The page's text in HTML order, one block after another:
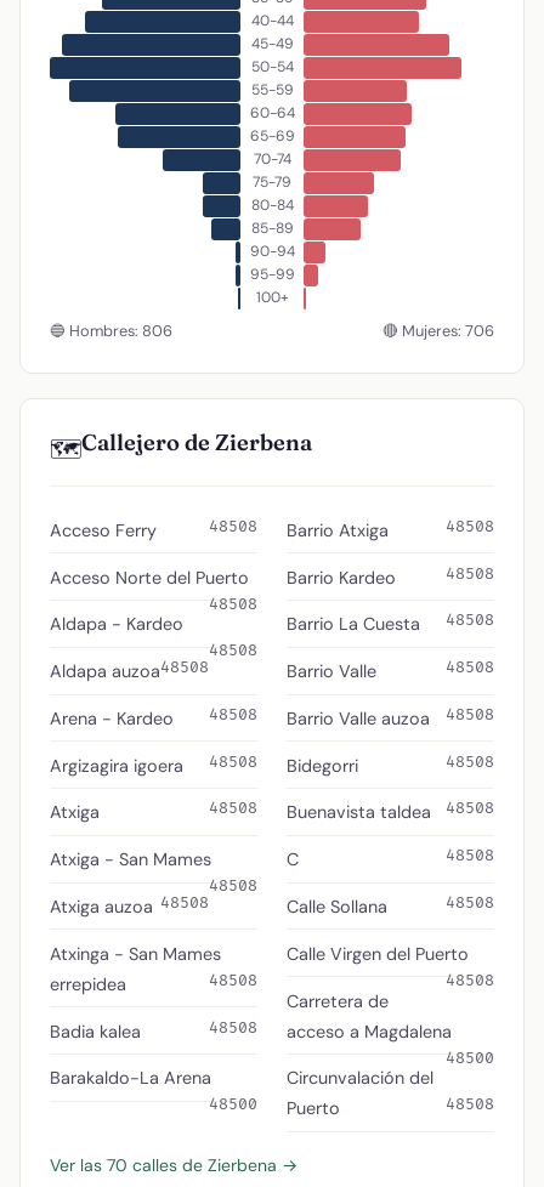
40-44
45-49
50-54
55-59
60-64
65-69
70-74
75-79
80-84
85-89
90-94
95-99
100+
🔵 Hombres: 806 🔴 Mujeres: 706
🗺️Callejero de Zierbena
Acceso Ferry 48508
Acceso Norte del Puerto
48508
Aldapa - Kardeo
48508
Aldapa auzoa48508
Arena - Kardeo 48508
Argizagira igoera 48508
Atxiga 48508
Atxiga - San Mames
48508
Atxiga auzoa 48508
Atxinga - San Mames
errepidea
48508
Badia kalea 48508
Barakaldo-La Arena
48500
Barrio Atxiga 48508
Barrio Kardeo 48508
Barrio La Cuesta 48508
Barrio Valle 48508
Barrio Valle auzoa 48508
Bidegorri 48508
Buenavista taldea 48508
C 48508
Calle Sollana 48508
Calle Virgen del Puerto
48508
Carretera de
acceso a Magdalena
48500
Circunvalación del
Puerto
48508
Ver las 70 calles de Zierbena →